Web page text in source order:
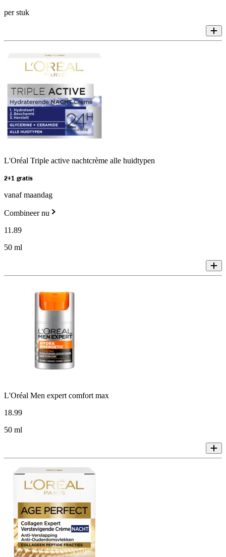
per stuk
L'Oréal Triple active nachtcrème alle huidtypen
2+1 gratis
vanaf maandag
Combineer nu
11.89
50 ml
L'Oréal Men expert comfort max
18.99
50 ml